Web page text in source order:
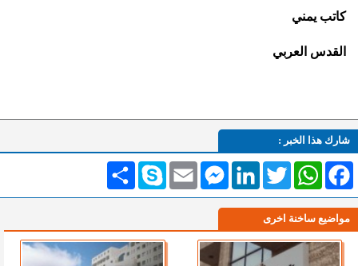
كاتب يمني
القدس العربي
شارك هذا الخبر :
انشر Skype Email
MessengerLinkedInTwitterWhatsAppFacebook
مواضيع ساخنة اخرى